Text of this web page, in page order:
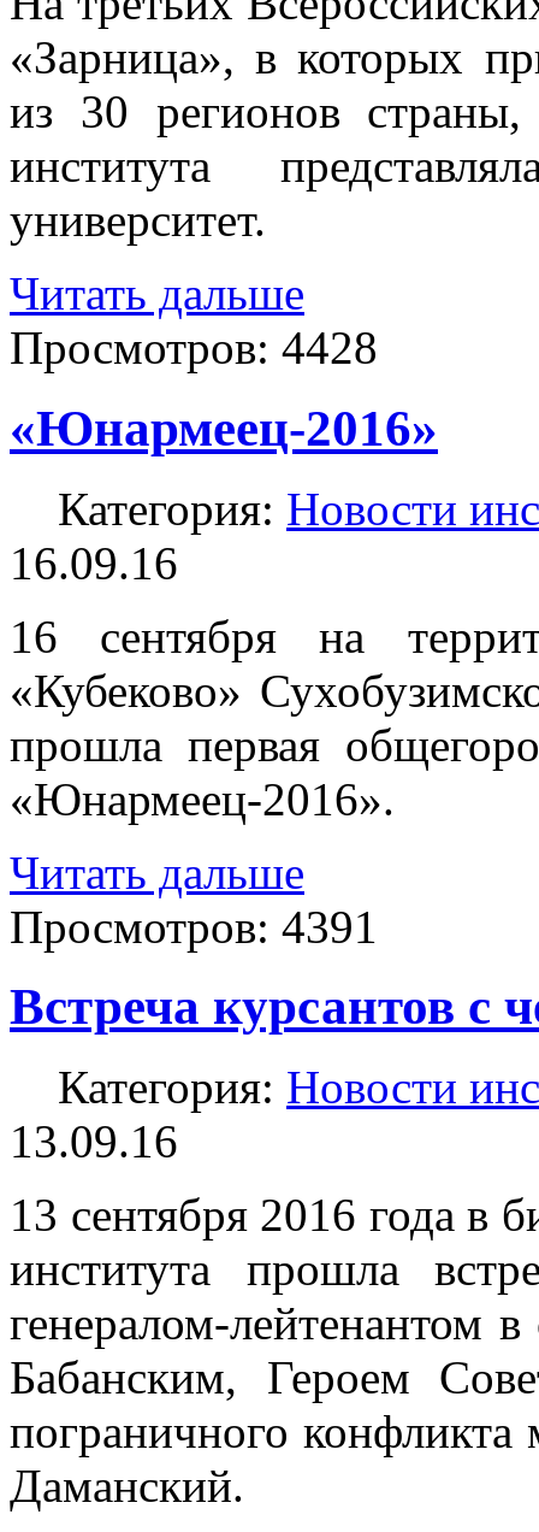
«Зарница», в которых
из 30 регионов
института
университет.
Читать дальше
Просмотров: 4428
«Юнармеец-2016»
Категория: Новости
16.09.16
16 сентября на
«Кубеково»
прошла первая
«Юнармеец-2016».
Читать дальше
Просмотров: 4391
Встреча курсантов с
Категория: Новости
13.09.16
13 сентября 2016 года в
института прошла
генералом-лейтенантом
Бабанским, Героем
пограничного
Даманский.